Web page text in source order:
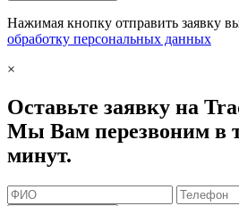
Нажимая кнопку отправить заявку
обработку персональных данных
×
Оставьте заявку на
Мы Вам перезвоним в
минут.